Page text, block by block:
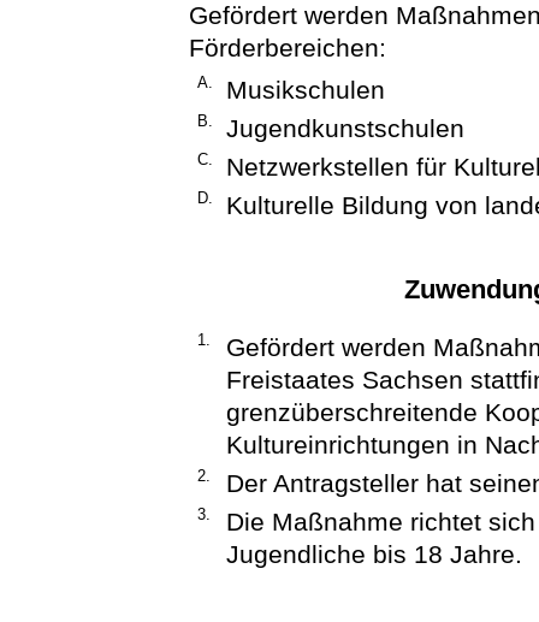
Gefördert werden
Förderbereichen:
A. Musikschulen
B. Jugendkunstschulen
C. Netzwerkstellen für
D. Kulturelle Bildung von
1.
Gefördert werden
Freistaates Sachsen
grenzüberschreitende
Kultureinrichtungen in
2. Der Antragsteller hat
3.
Die Maßnahme richtet
Jugendliche bis 18 Jahre.